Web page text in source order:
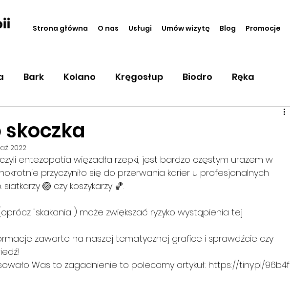
Strona główna O nas Usługi Umów wizytę Blog Promocje
Bark Kolano Kręgosłup Biodro Ręka
Uroginekologia
2022
entezopatia więzadła rzepki, jest bardzo częstym urazem w
przyczyniło się do przerwania karier u profesjonalnych
🏐 czy koszykarzy 🏀.
"skakania") może zwiększać ryzyko wystąpienia tej
zawarte na naszej tematycznej grafice i sprawdźcie czy
Was to zagadnienie to polecamy artykuł: https://tiny.pl/96b4f